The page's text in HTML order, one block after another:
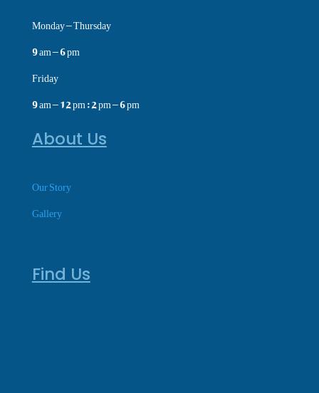
Monday – Thursday
9 am – 6 pm
Friday
9 am – 12 pm : 2 pm – 6 pm
About Us
Our Story
Gallery
Find Us